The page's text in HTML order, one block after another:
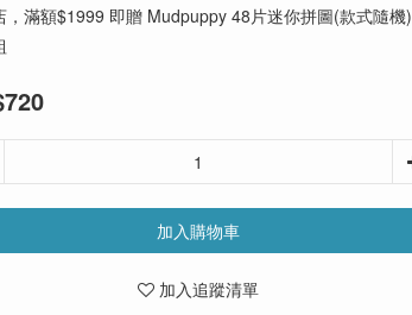
，滿額$1999 即贈 Mudpuppy 48片迷你拼圖(款式隨機)
加入購物車
加入追蹤清單